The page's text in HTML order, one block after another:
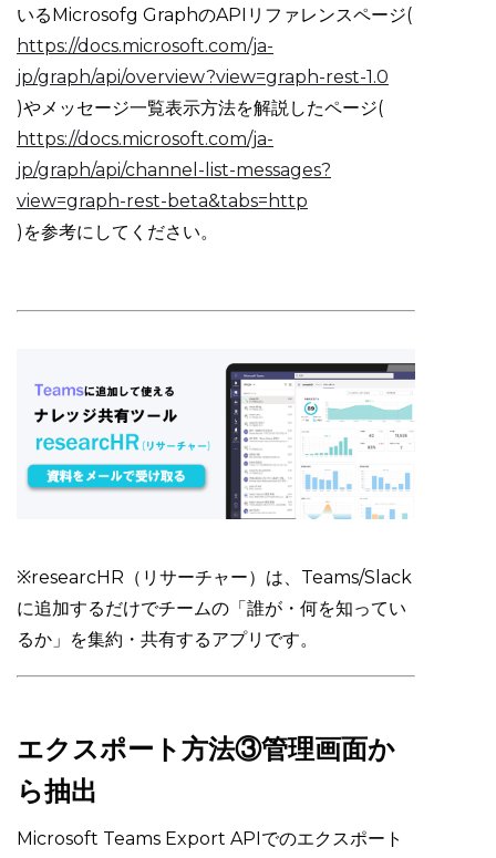
いるMicrosofg GraphのAPIリファレンスページ(
https://docs.microsoft.com/ja-
jp/graph/api/overview?view=graph-rest-1.0
)やメッセージ一覧表示方法を解説したページ(
https://docs.microsoft.com/ja-
jp/graph/api/channel-list-messages?
view=graph-rest-beta&tabs=http
)を参考にしてください。
※researcHR（リサーチャー）は、Teams/Slack
に追加するだけでチームの「誰が・何を知ってい
るか」を集約・共有するアプリです。
エクスポート方法③管理画面か
ら抽出
Microsoft Teams Export APIでのエクスポート